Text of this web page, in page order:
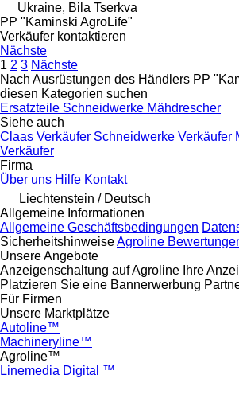
Ukraine, Bila Tserkva
PP "Kaminski AgroLife"
Verkäufer kontaktieren
Nächste
1 2 3 Nächste
Nach Ausrüstungen des Händlers PP
diesen Kategorien suchen
Ersatzteile Schneidwerke Mähdrescher
Siehe auch
Claas Verkäufer Schneidwerke Verkäufer
Verkäufer
Firma
Über uns Hilfe Kontakt
Liechtenstein / Deutsch
Allgemeine Informationen
Allgemeine Geschäftsbedingungen
SicherheitshinweiseAgroline
Unsere Angebote
Anzeigenschaltung auf Agroline Ihre
Platzieren Sie eine Bannerwerbung
Für Firmen
Unsere Marktplätze
Autoline™
Machineryline™
Agroline™
Linemedia Digital ™